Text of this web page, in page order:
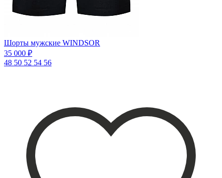
Шорты мужские WINDSOR
35 000 ₽
48 50 52 54 56